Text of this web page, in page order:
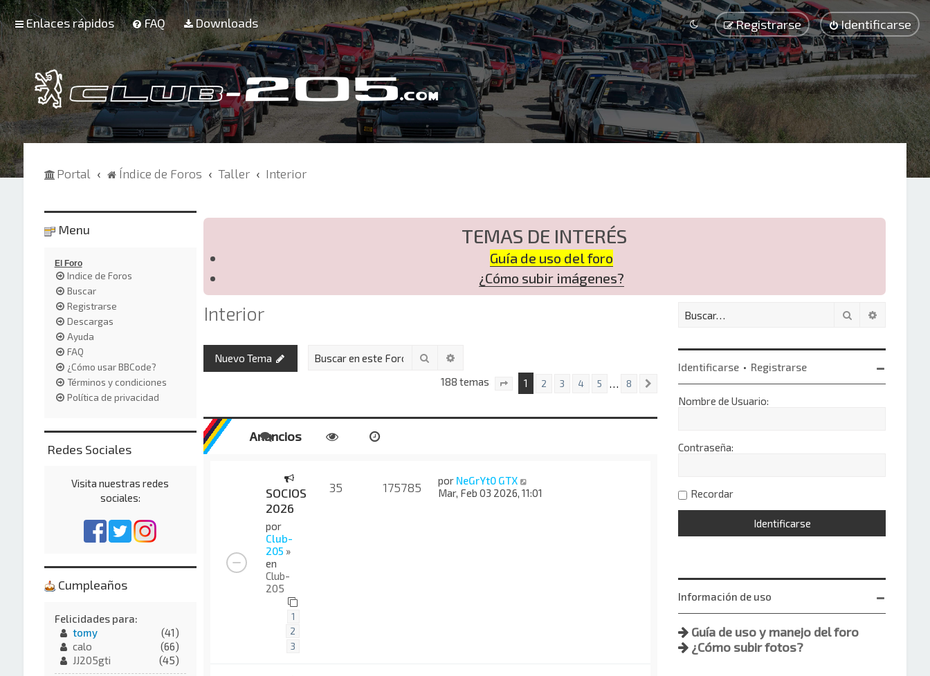
Enlaces rápidos FAQ Downloads Identificarse
Registrarse
Portal Índice de Foros Taller Interior
TEMAS DE INTERÉS
Guía de uso del foro
¿Cómo subir imágenes?
Interior
Nuevo Tema Buscar
188 temas Página1 de8
1 2 3 4 5 8 Siguiente
Anuncios
SOCIOS
2026
por
Club-
205 »
en
Club-
205
1
2
3
35 175785 por NeGrYt0 GTX
Mar, Feb 03 2026, 11:01
Buscar
Identificarse • Registrarse
Nombre de Usuario:
Contraseña:
Recordar
Información de uso
Guía de uso y manejo del foro
¿Cómo subir fotos?
Menu
El Foro
Indice de Foros
Buscar
Registrarse
Descargas
Ayuda
FAQ
¿Cómo usar BBCode?
Términos y condiciones
Política de privacidad
Redes Sociales
Visita nuestras redes
sociales:
Cumpleaños
Felicidades para:
tomy
(41)
calo
(66)
JJ205gti
(45)